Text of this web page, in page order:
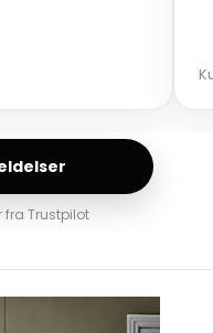
fra Trustpilot